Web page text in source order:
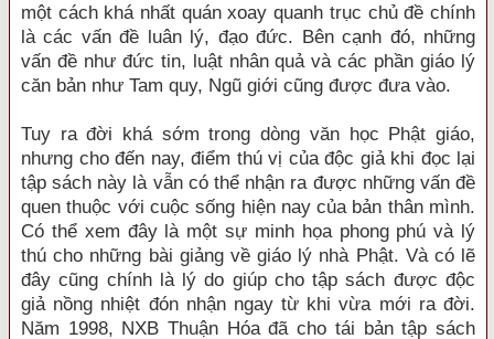
một cách khá nhất quán xoay quanh trục chủ đề chính
là các vấn đề luân lý, đạo đức. Bên cạnh đó, những
vấn đề như đức tin, luật nhân quả và các phần giáo lý
căn bản như Tam quy, Ngũ giới cũng được đưa vào.
Tuy ra đời khá sớm trong dòng văn học Phật giáo,
nhưng cho đến nay, điểm thú vị của độc giả khi đọc lại
tập sách này là vẫn có thể nhận ra được những vấn đề
quen thuộc với cuộc sống hiện nay của bản thân mình.
Có thể xem đây là một sự minh họa phong phú và lý
thú cho những bài giảng về giáo lý nhà Phật. Và có lẽ
đây cũng chính là lý do giúp cho tập sách được độc
giả nồng nhiệt đón nhận ngay từ khi vừa mới ra đời.
Năm 1998, NXB Thuận Hóa đã cho tái bản tập sách